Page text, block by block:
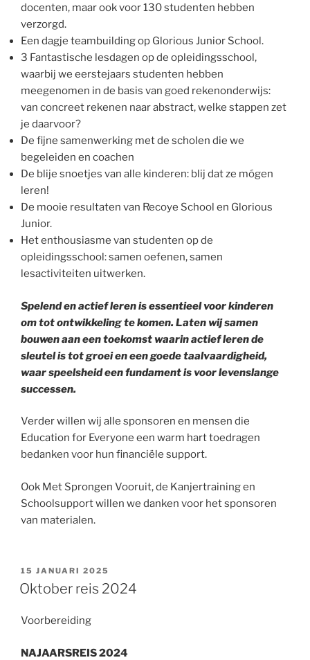
docenten, maar ook voor 130 studenten hebben
verzorgd.
Een dagje teambuilding op Glorious Junior School.
3 Fantastische lesdagen op de opleidingsschool,
waarbij we eerstejaars studenten hebben
meegenomen in de basis van goed rekenonderwijs:
van concreet rekenen naar abstract, welke stappen zet
je daarvoor?
De fijne samenwerking met de scholen die we
begeleiden en coachen
De blije snoetjes van alle kinderen: blij dat ze mógen
leren!
De mooie resultaten van Recoye School en Glorious
Junior.
Het enthousiasme van studenten op de
opleidingsschool: samen oefenen, samen
lesactiviteiten uitwerken.
Spelend en actief leren is essentieel voor kinderen
om tot ontwikkeling te komen. Laten wij samen
bouwen aan een toekomst waarin actief leren de
sleutel is tot groei en een goede taalvaardigheid,
waar speelsheid een fundament is voor levenslange
successen.
Verder willen wij alle sponsoren en mensen die
Education for Everyone een warm hart toedragen
bedanken voor hun financiële support.
Ook Met Sprongen Vooruit, de Kanjertraining en
Schoolsupport willen we danken voor het sponsoren
van materialen.
GEPLAATST
OP
15 JANUARI 2025
Oktober reis 2024
Voorbereiding
NAJAARSREIS 2024